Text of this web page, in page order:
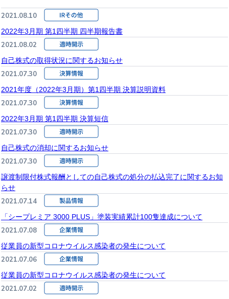
2021.08.10
2022年3月期 第1四半期 四半期報告書
2021.08.02
自己株式の取得状況に関するお知らせ
2021.07.30
2021年度（2022年3月期）第1四半期 決算説明資料
2021.07.30
2022年3月期 第1四半期 決算短信
2021.07.30
自己株式の消却に関するお知らせ
2021.07.30
譲渡制限付株式報酬としての自己株式の処分の払込完了に関するお知
らせ
2021.07.14
「シープレミア 3000 PLUS」塗装実績累計100隻達成について
2021.07.08
従業員の新型コロナウイルス感染者の発生について
2021.07.06
従業員の新型コロナウイルス感染者の発生について
2021.07.02